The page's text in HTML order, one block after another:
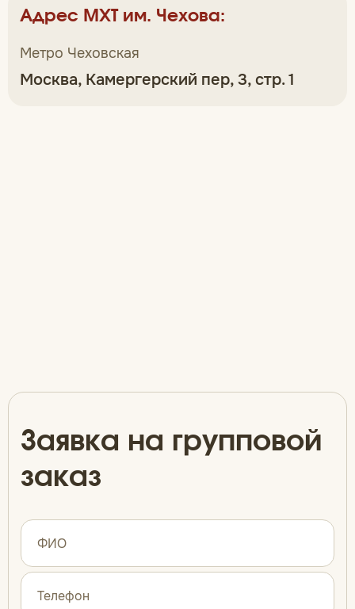
Адрес МХТ им. Чехова:
Метро Чеховская
Москва, Камергерский пер, 3, стр. 1
Заявка на групповой
заказ